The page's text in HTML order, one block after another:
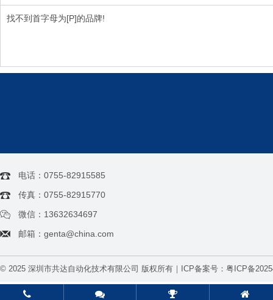
找不到首字母为[P]的品牌!
电话：0755-82915585
传真：0755-82915770
微信：13632634697
邮箱：genta@china.com
© 2025 深圳市共达自动化技术有限公司 版权所有｜ICP备案号： 粤ICP备